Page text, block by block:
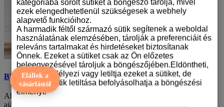
Biewer terrier mintás karácsonyi bögre
Ahogy a karácsony közeledik, az emberek keresik azokat az
ajándékokat, amelyek nem csak szépek, de e..
Elállok a
vásárlástól
kategóriába sorolt sütiket a böngésző tárolja, mivel
ezek elengedhetetlenül szükségesek a webhely
alapvető funkcióihoz.
A harmadik féltől származó sütik segítenek a weboldal
használatának elemzésében, tárolják a preferenciáit és
releváns tartalmakat és hirdetéseket biztosítanak
Önnek. Ezeket a sütiket csak az Ön előzetes
beleegyezésével tároljuk a böngészőjében.Eldöntheti,
hogy engedélyezi vagy letiltja ezeket a sütiket, de
bizonyos sütik letiltása befolyásolhatja a böngészési
élményt.